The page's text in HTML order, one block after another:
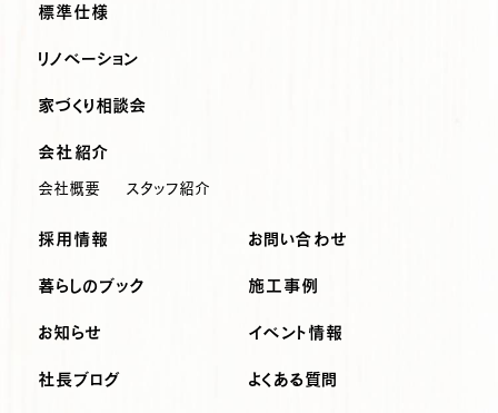
標準仕様
リノベーション
家づくり相談会
会社紹介
会社概要 スタッフ紹介
採用情報 お問い合わせ
暮らしのブック 施工事例
お知らせ
社長ブログ
イベント情報
よくある質問